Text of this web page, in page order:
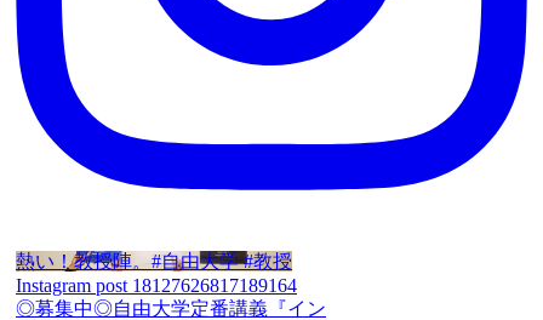
熱い！教授陣。#自由大学 #教授
Instagram post 18127626817189164
◎募集中◎自由大学定番講義『イン